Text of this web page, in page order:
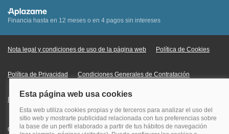
Financia hasta en 12 meses o en 4 pagos sin intereses
Nota legal y condiciones de uso de la página web Política de Cookies
Política de Privacidad Condiciones Generales de Contratación
Información Legal sobre Mercados en Línea
Quehoteles.com - Especialistas en hoteles © Copyright Veturis Travel S.A.